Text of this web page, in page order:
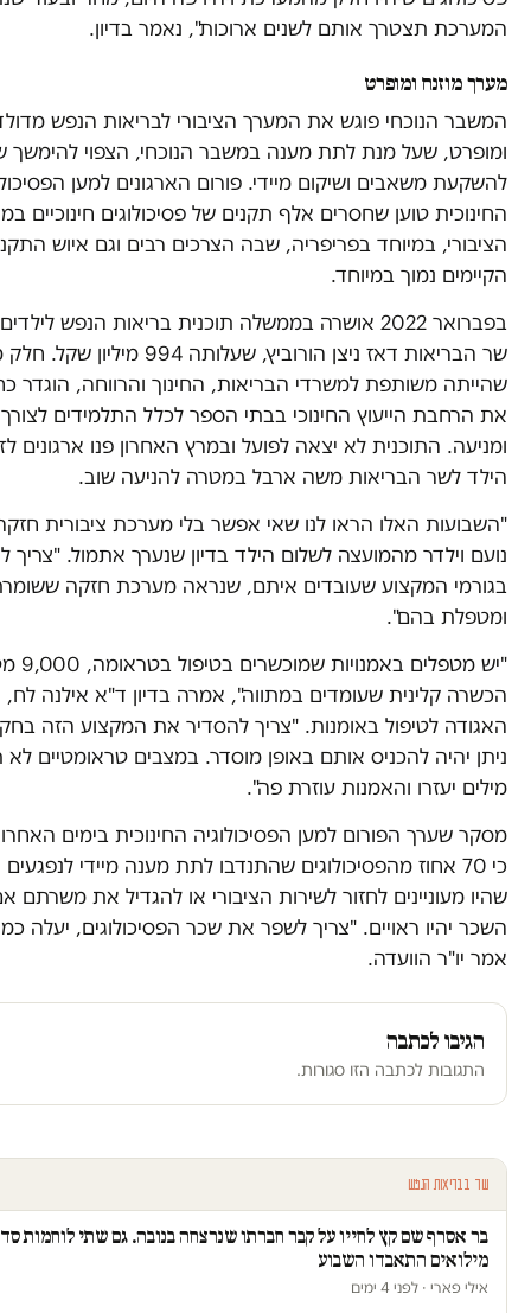
המערכת תצטרך אותם לשנים ארוכות", נאמר בדיון.
מערך מוזנח ומופרט
המשבר הנוכחי פוגש את המערך הציבורי לבריאות הנפש
ומופרט, שעל מנת לתת מענה במשבר הנוכחי, הצפוי להימשך
להשקעת משאבים ושיקום מיידי. פורום הארגונים למען
החינוכית טוען שחסרים אלף תקנים של פסיכולוגים חינוכיים
הציבורי, במיוחד בפריפריה, שבה הצרכים רבים וגם איוש
הקיימים נמוך במיוחד.
בפברואר 2022 אושרה בממשלה תוכנית בריאות הנפש
שר הבריאות דאז ניצן הורוביץ, שעלותה
שהייתה משותפת למשרדי הבריאות, החינוך והרווחה, הוגדר
את הרחבת הייעוץ החינוכי בבתי הספר לכלל התלמידים
ומניעה. התוכנית לא יצאה לפועל ובמרץ האחרון פנו ארגונים
הילד לשר הבריאות משה ארבל במטרה להניעה שוב.
"השבועות האלו הראו לנו שאי אפשר בלי מערכת ציבורית
נועם וילדר מהמועצה לשלום הילד בדיון שנערך אתמול. "צריך
בגורמי המקצוע שעובדים איתם, שנראה מערכת חזקה
ומטפלת בהם".
"יש
הכשרה קלינית שעומדים במתווה", אמרה בדיון ד"א אילנה לח,
האגודה לטיפול באומנות. "צריך להסדיר את המקצוע הזה
ניתן יהיה להכניס אותם באופן מוסדר. במצבים טראומטיים לא
מילים יעזרו והאמנות עוזרת פה".
מסקר שערך הפורום למען הפסיכולוגיה החינוכית בימים
כי 70 אחוז מהפסיכולוגים שהתנדבו לתת מענה מיידי לנפגעים
שהיו מעוניינים לחזור לשירות הציבורי או להגדיל את משרתם
השכר יהיו ראויים. "צריך לשפר את שכר הפסיכולוגים, יעלה
אמר יו"ר הוועדה.
הגיבו לכתבה
התגובות לכתבה הזו סגורות.
עוד בבריאות הנפש
בר אסרף שם קץ לחייו על קבר חברתו שנרצחה בנובה. גם שתי לוחמות
מילואים התאבדו השבוע
אילי פארי · לפני 4 ימים